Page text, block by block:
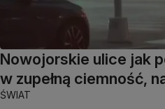
Nowojorskie ulice jak
w zupełną ciemność,
ŚWIAT